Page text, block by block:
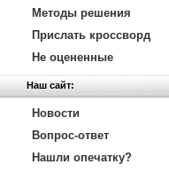
Методы решения
Прислать кроссворд
Не оцененные
Наш сайт:
Новости
Вопрос-ответ
Нашли опечатку?